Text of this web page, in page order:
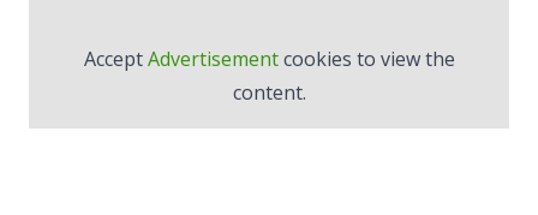
AcceptAdvertisementcookies to view the
content.